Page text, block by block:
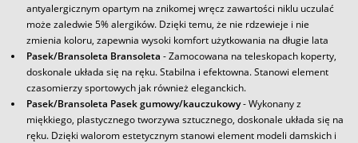
antyalergicznym opartym na znikomej wręcz zawartości niklu uczulać
może zaledwie 5% alergików. Dzięki temu, że nie rdzewieje i nie
zmienia koloru, zapewnia wysoki komfort użytkowania na długie lata
Pasek/Bransoleta Bransoleta - Zamocowana na teleskopach koperty,
doskonale układa się na ręku. Stabilna i efektowna. Stanowi element
czasomierzy sportowych jak również eleganckich.
Pasek/Bransoleta Pasek gumowy/kauczukowy- Wykonany z
miękkiego, plastycznego tworzywa sztucznego, doskonale układa się na
ręku. Dzięki walorom estetycznym stanowi element modeli damskich i